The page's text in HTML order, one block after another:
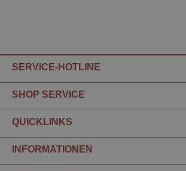
SERVICE-HOTLINE
SHOP SERVICE
QUICKLINKS
INFORMATIONEN